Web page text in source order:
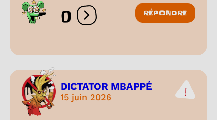
0 Ouvrir les réactions
RÉPONDRE
DICTATOR MBAPPÉ
15 juin 2026